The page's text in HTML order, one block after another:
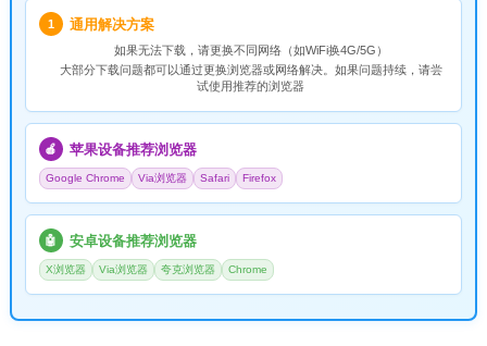
1 通用解决方案
如果无法下载，请更换不同网络（如WiFi换4G/5G）
大部分下载问题都可以通过更换浏览器或网络解决。如果问题持续，请尝
试使用推荐的浏览器
🍎 苹果设备推荐浏览器
Google Chrome Via浏览器 Safari Firefox
🤖 安卓设备推荐浏览器
X浏览器 Via浏览器 夸克浏览器 Chrome